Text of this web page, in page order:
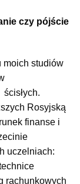
czy pójście
moich studiów
ścisłych.
Rosyjską
finanse i
uczelniach:
rachunkowych